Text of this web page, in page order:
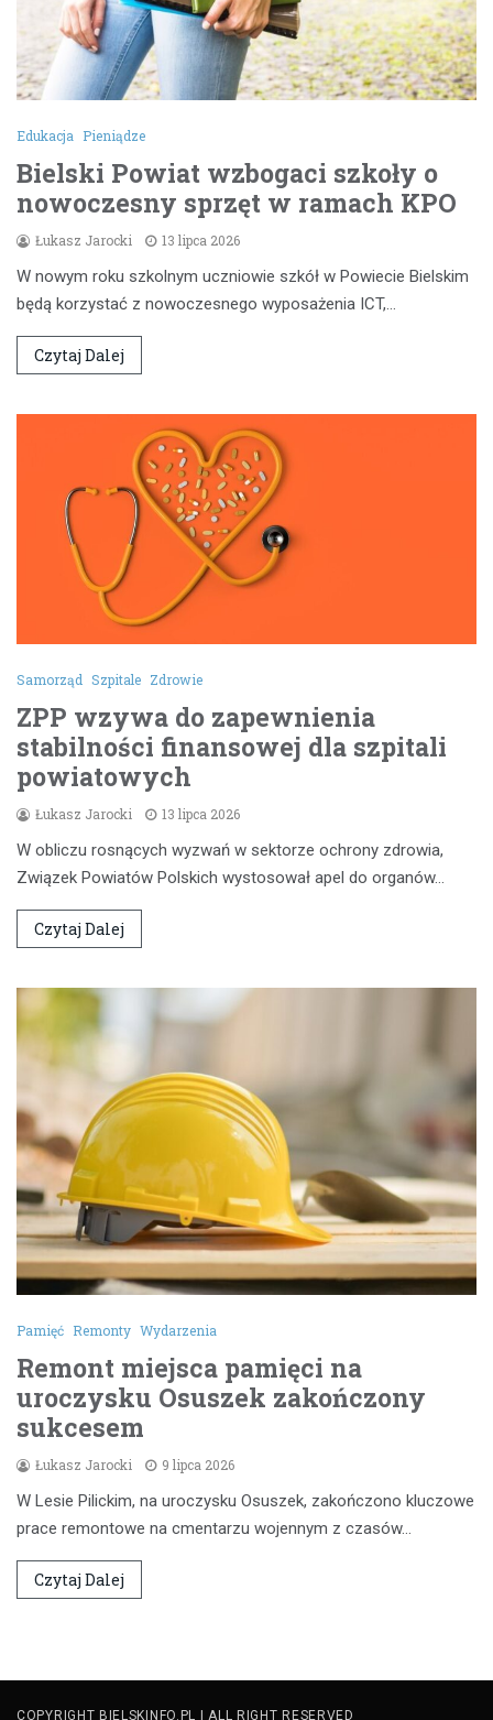
Edukacja Pieniądze
Bielski Powiat wzbogaci szkoły o
nowoczesny sprzęt w ramach KPO
Łukasz Jarocki 13 lipca 2026
W nowym roku szkolnym uczniowie szkół w Powiecie Bielskim
będą korzystać z nowoczesnego wyposażenia ICT,…
Czytaj Dalej
Samorząd Szpitale Zdrowie
ZPP wzywa do zapewnienia
stabilności finansowej dla szpitali
powiatowych
Łukasz Jarocki 13 lipca 2026
W obliczu rosnących wyzwań w sektorze ochrony zdrowia,
Związek Powiatów Polskich wystosował apel do organów…
Czytaj Dalej
Pamięć Remonty Wydarzenia
Remont miejsca pamięci na
uroczysku Osuszek zakończony
sukcesem
Łukasz Jarocki 9 lipca 2026
W Lesie Pilickim, na uroczysku Osuszek, zakończono kluczowe
prace remontowe na cmentarzu wojennym z czasów…
Czytaj Dalej
COPYRIGHT BIELSKINFO.PL | ALL RIGHT RESERVED